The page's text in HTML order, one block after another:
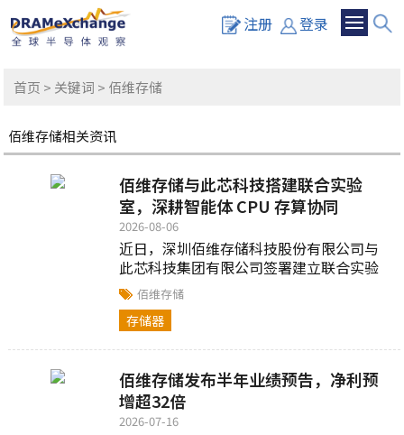
注册 登录
首页 > 关键词 > 佰维存储
佰维存储相关资讯
佰维存储与此芯科技搭建联合实验
室，深耕智能体 CPU 存算协同
2026-08-06
近日，深圳佰维存储科技股份有限公司与
此芯科技集团有限公司签署建立联合实验
室合作协议...
佰维存储
存储器
佰维存储发布半年业绩预告，净利预
增超32倍
2026-07-16